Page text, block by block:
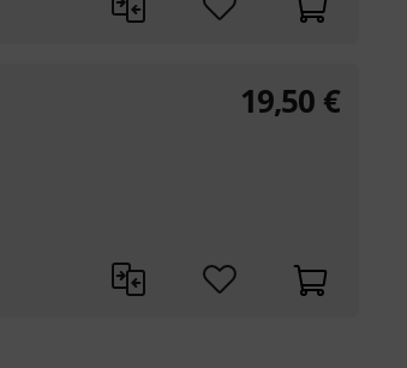
19,50 €